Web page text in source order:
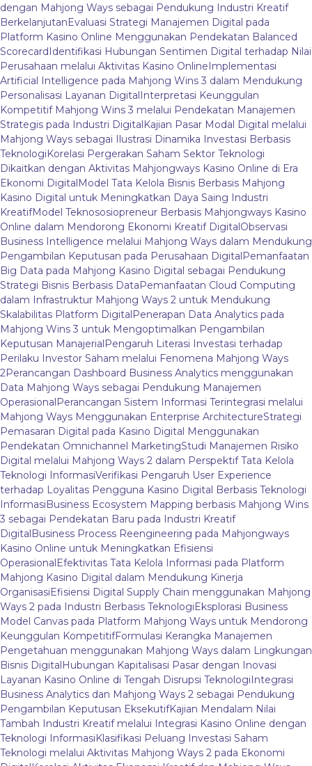
dengan Mahjong Ways sebagai Pendukung Industri Kreatif
BerkelanjutanEvaluasi Strategi Manajemen Digital pada
Platform Kasino Online Menggunakan Pendekatan Balanced
ScorecardIdentifikasi Hubungan Sentimen Digital terhadap Nilai
Perusahaan melalui Aktivitas Kasino OnlineImplementasi
Artificial Intelligence pada Mahjong Wins 3 dalam Mendukung
Personalisasi Layanan DigitalInterpretasi Keunggulan
Kompetitif Mahjong Wins 3 melalui Pendekatan Manajemen
Strategis pada Industri DigitalKajian Pasar Modal Digital melalui
Mahjong Ways sebagai Ilustrasi Dinamika Investasi Berbasis
TeknologiKorelasi Pergerakan Saham Sektor Teknologi
Dikaitkan dengan Aktivitas Mahjongways Kasino Online di Era
Ekonomi DigitalModel Tata Kelola Bisnis Berbasis Mahjong
Kasino Digital untuk Meningkatkan Daya Saing Industri
KreatifModel Teknososiopreneur Berbasis Mahjongways Kasino
Online dalam Mendorong Ekonomi Kreatif DigitalObservasi
Business Intelligence melalui Mahjong Ways dalam Mendukung
Pengambilan Keputusan pada Perusahaan DigitalPemanfaatan
Big Data pada Mahjong Kasino Digital sebagai Pendukung
Strategi Bisnis Berbasis DataPemanfaatan Cloud Computing
dalam Infrastruktur Mahjong Ways 2 untuk Mendukung
Skalabilitas Platform DigitalPenerapan Data Analytics pada
Mahjong Wins 3 untuk Mengoptimalkan Pengambilan
Keputusan ManajerialPengaruh Literasi Investasi terhadap
Perilaku Investor Saham melalui Fenomena Mahjong Ways
2Perancangan Dashboard Business Analytics menggunakan
Data Mahjong Ways sebagai Pendukung Manajemen
OperasionalPerancangan Sistem Informasi Terintegrasi melalui
Mahjong Ways Menggunakan Enterprise ArchitectureStrategi
Pemasaran Digital pada Kasino Digital Menggunakan
Pendekatan Omnichannel MarketingStudi Manajemen Risiko
Digital melalui Mahjong Ways 2 dalam Perspektif Tata Kelola
Teknologi InformasiVerifikasi Pengaruh User Experience
terhadap Loyalitas Pengguna Kasino Digital Berbasis Teknologi
InformasiBusiness Ecosystem Mapping berbasis Mahjong Wins
3 sebagai Pendekatan Baru pada Industri Kreatif
DigitalBusiness Process Reengineering pada Mahjongways
Kasino Online untuk Meningkatkan Efisiensi
OperasionalEfektivitas Tata Kelola Informasi pada Platform
Mahjong Kasino Digital dalam Mendukung Kinerja
OrganisasiEfisiensi Digital Supply Chain menggunakan Mahjong
Ways 2 pada Industri Berbasis TeknologiEksplorasi Business
Model Canvas pada Platform Mahjong Ways untuk Mendorong
Keunggulan KompetitifFormulasi Kerangka Manajemen
Pengetahuan menggunakan Mahjong Ways dalam Lingkungan
Bisnis DigitalHubungan Kapitalisasi Pasar dengan Inovasi
Layanan Kasino Online di Tengah Disrupsi TeknologiIntegrasi
Business Analytics dan Mahjong Ways 2 sebagai Pendukung
Pengambilan Keputusan EksekutifKajian Mendalam Nilai
Tambah Industri Kreatif melalui Integrasi Kasino Online dengan
Teknologi InformasiKlasifikasi Peluang Investasi Saham
Teknologi melalui Aktivitas Mahjong Ways 2 pada Ekonomi